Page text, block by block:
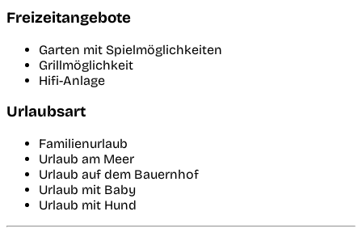
Freizeitangebote
Garten mit Spielmöglichkeiten
Grillmöglichkeit
Hifi-Anlage
Urlaubsart
Familienurlaub
Urlaub am Meer
Urlaub auf dem Bauernhof
Urlaub mit Baby
Urlaub mit Hund